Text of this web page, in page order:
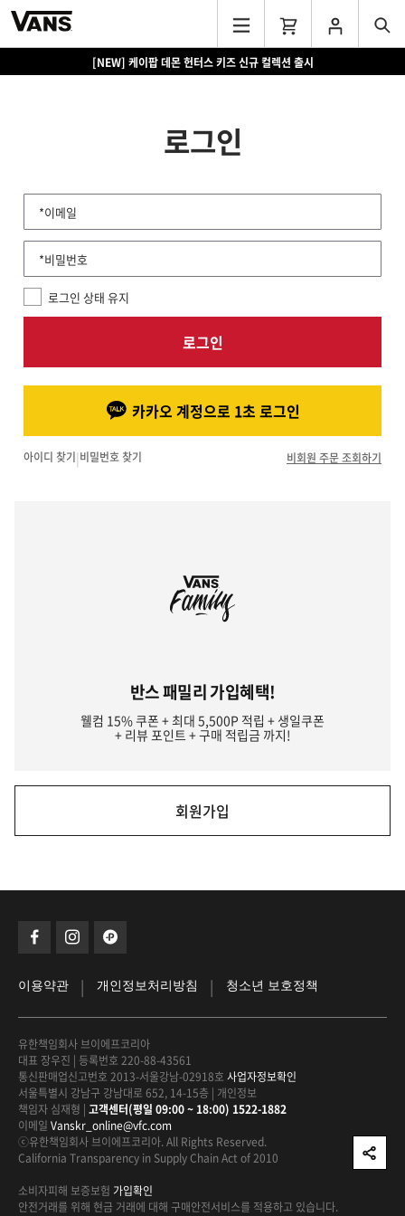
[NEW] 케이팝 데몬 헌터스 키즈 신규 컬렉션 출시
로그인
*이메일
*비밀번호
로그인 상태 유지
로그인
카카오 계정으로 1초 로그인
아이디 찾기|비밀번호 찾기 비회원 주문 조회하기
반스 패밀리 가입혜택!
웰컴 15% 쿠폰 + 최대 5,500P 적립 + 생일쿠폰
+ 리뷰 포인트 + 구매 적립금 까지!
회원가입
이용약관 | 개인정보처리방침 | 청소년 보호정책
유한책임회사 브이에프코리아
대표 장우진 | 등록번호 220-88-43561
통신판매업신고번호 2013-서울강남-02918호 사업자정보확인
서울특별시 강남구 강남대로 652, 14-15층 | 개인정보
책임자 심재형 | 고객센터(평일 09:00 ~ 18:00) 1522-1882
이메일 Vanskr_online@vfc.com
ⓒ유한책임회사 브이에프코리아. All Rights Reserved.
California Transparency in Supply Chain Act of 2010
소비자피해 보증보험 가입확인
안전거래를 위해 현금 거래에 대해 구매안전서비스를 적용하고 있습니다.